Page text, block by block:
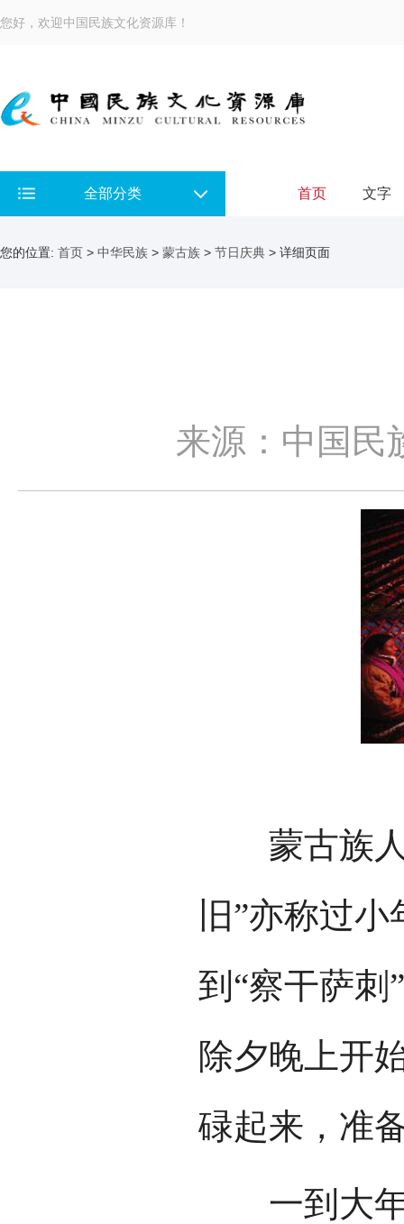
您好，欢迎中国民族文化资源库！
全部分类 首页 文字
您的位置: 首页 > 中华民族 > 蒙古族 > 节日庆典 > 详细页面
来源：中国民
蒙古族人
旧”亦称过
到“察干萨
除夕晚上开
碌起来，准
一到大年